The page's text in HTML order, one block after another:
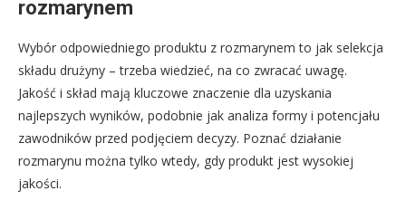
rozmarynem
Wybór odpowiedniego produktu z rozmarynem to jak selekcja
składu drużyny – trzeba wiedzieć, na co zwracać uwagę.
Jakość i skład mają kluczowe znaczenie dla uzyskania
najlepszych wyników, podobnie jak analiza formy i potencjału
zawodników przed podjęciem decyzy. Poznać działanie
rozmarynu można tylko wtedy, gdy produkt jest wysokiej
jakości.